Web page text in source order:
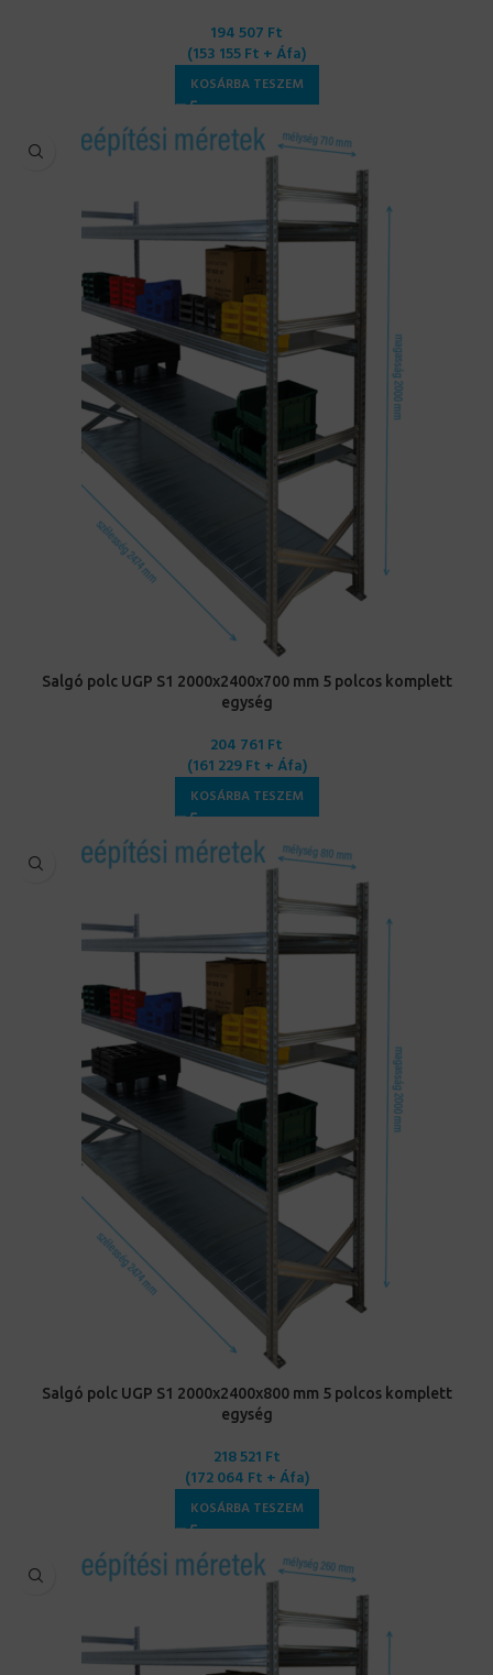
194 507 Ft
(153 155Ft + Áfa)
KOSÁRBA TESZEM
Salgó polc UGP S1 2000x2400x700 mm 5 polcos komplett
egység
204 761 Ft
(161 229Ft + Áfa)
KOSÁRBA TESZEM
Salgó polc UGP S1 2000x2400x800 mm 5 polcos komplett
egység
218 521 Ft
(172 064 Ft + Áfa)
KOSÁRBA TESZEM